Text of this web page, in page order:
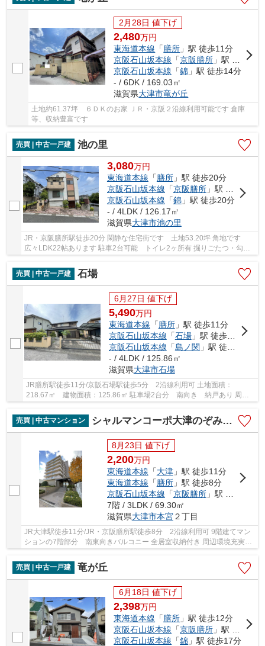
2月28日 値下げ
2,480万円
東海道本線 「膳所 」駅 徒歩11分
京阪石山坂本線 「京阪膳所 」駅 徒歩11分
京阪石山坂本線 「錦 」駅 徒歩14分
- / 6DK / 169.03㎡
滋賀県大津市竜が丘
土地約61.37坪 ６ＤＫのお家 ＪＲ・京阪２沿線利用可能です 倉庫
等、収納豊富です
売買 | 中古一戸建 池の里
3,080万円
東海道本線 「膳所」駅 徒歩20分
京阪石山坂本線 「京阪膳所」駅 徒歩20分
京阪石山坂本線 「錦」駅 徒歩20分
- / 4LDK / 126.17㎡
滋賀県大津市池の里
JR・京阪膳所駅徒歩20分 閑静な住宅街です 土地53.20坪 角地です
広々LDK22帖あります 駐車2台可能 トイレ2ヶ所有 掘りごたつ・勾配
売買 | 中古一戸建
石場
6月27日 値下げ
5,490万円
東海道本線 「膳所」駅 徒歩11分
京阪石山坂本線 「石場」駅 徒歩5分
京阪石山坂本線 「島ノ関 」駅 徒歩13分
- / 4LDK / 125.86㎡
滋賀県大津市石場
JR膳所駅徒歩11分/京阪石場駅徒歩5分 2沿線利用可 土地面積：
218.67㎡ 建物面積：125.86㎡ 駐車場2台分 南向き 納戸あり 周辺
商業施設充実しています
売買 | 中古マンション
シャルマンコーポ大津のぞみケ丘
8月23日 値下げ
2,200万円
東海道本線 「大津」駅 徒歩11分
東海道本線 「膳所」駅 徒歩8分
京阪石山坂本線 「京阪膳所」駅 徒歩8分
7階 / 3LDK / 69.30㎡
滋賀県大津市本宮２丁目
JR大津駅徒歩11分/JR・京阪膳所駅徒歩8分 2沿線利用可 9階建てマン
ションの7階部分 南東向きバルコニー 全居室収納付き 周辺環境充実し
ています リフォームのご相談可能です
売買 | 中古一戸建
竜が丘
6月18日 値下げ
2,398万円
東海道本線 「膳所 」駅 徒歩12分
京阪石山坂本線 「京阪膳所 」駅 徒歩12分
京阪石山坂本線 「錦 」駅 徒歩17分